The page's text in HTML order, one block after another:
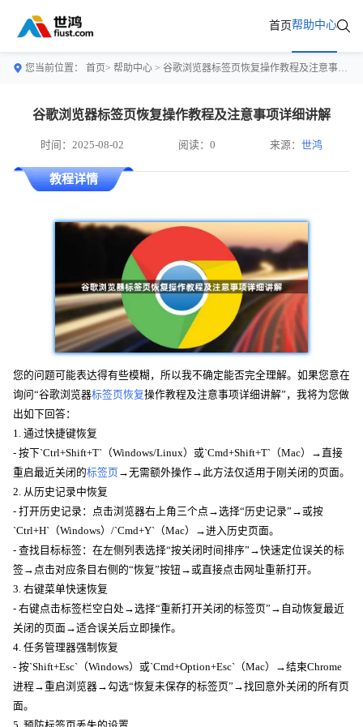
首页帮助中心
您当前位置： 首页> 帮助中心 > 谷歌浏览器标签页恢复操作教程及注意事项详细讲解
谷歌浏览器标签页恢复操作教程及注意事项详细讲解
时间：2025-08-02 阅读：0 来源：世鸿
教程详情
您的问题可能表达得有些模糊，所以我不确定能否完全理解。如果您意在
询问“谷歌浏览器标签页恢复操作教程及注意事项详细讲解”，我将为您做
出如下回答：
1. 通过快捷键恢复
- 按下`Ctrl+Shift+T`（Windows/Linux）或`Cmd+Shift+T`（Mac）→直接
重启最近关闭的标签页 →无需额外操作→此方法仅适用于刚关闭的页面。
2. 从历史记录中恢复
- 打开历史记录：点击浏览器右上角三个点→选择“历史记录”→或按
`Ctrl+H`（Windows）/`Cmd+Y`（Mac）→进入历史页面。
- 查找目标标签：在左侧列表选择“按关闭时间排序”→快速定位误关的标
签→点击对应条目右侧的“恢复”按钮→或直接点击网址重新打开。
3. 右键菜单快速恢复
- 右键点击标签栏空白处→选择“重新打开关闭的标签页”→自动恢复最近
关闭的页面→适合误关后立即操作。
4. 任务管理器强制恢复
- 按`Shift+Esc`（Windows）或`Cmd+Option+Esc`（Mac）→结束Chrome
进程→重启浏览器→勾选“恢复未保存的标签页”→找回意外关闭的所有页
面。